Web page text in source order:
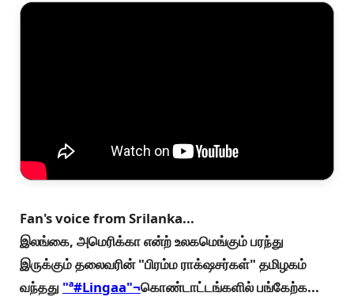
Fan's voice from Srilanka...
இலங்கை, அமெரிக்கா என்ற் உலகமெங்கும் பரந்து
இருக்கும் தலைவரின் "பிரம்ம ராக்‌ஷசர்கள்" தமிழகம்
வந்தது "ª#‎Lingaa"¬கொண்டாட்டங்களில் பங்கேற்க...